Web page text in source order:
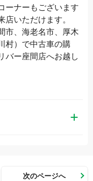
ーナーもございます
いただけます。
市、海老名市、厚木
村）で中古車の購
バー座間店へお越し
次のページへ